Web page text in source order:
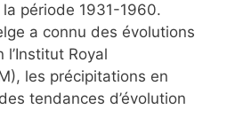
période 1931-1960.
a connu des évolutions
Royal
les précipitations en
tendances d’évolution